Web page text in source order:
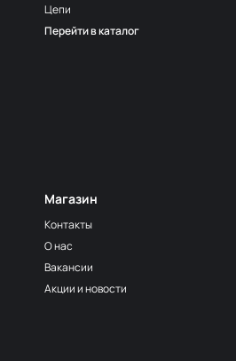
Цепи
Перейти в каталог
Магазин
Контакты
О нас
Вакансии
Акции и новости